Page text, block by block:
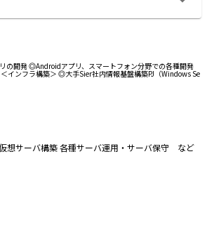
の開発 ◎Androidアプリ、スマートフォン分野での各種開発
ンフラ構築＞ ◎大手Sier社内情報基盤構築PJ（Windows Se
サーバ構築 各種サーバ運用・サーバ保守 など